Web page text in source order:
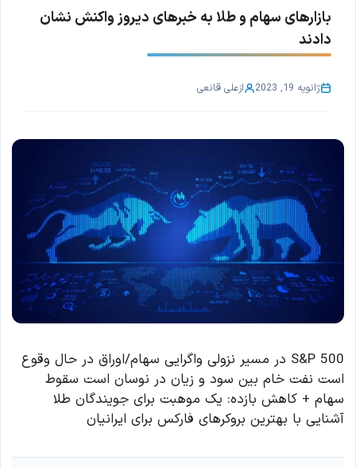
بازارهای سهام و طلا به خبرهای دیروز واکنش نشان
دادند
ژانویه 19, 2023 ازعلی قانعی
S&P 500 در مسیر نزولی واگرایی سهام/اوراق در حال وقوع
است نفت خام بین سود و زیان در نوسان است سقوط
سهام + کاهش بازده: یک موهبت برای جویندگان طلا
آشنایی با بهترین بروکرهای فارکس برای ایرانیان